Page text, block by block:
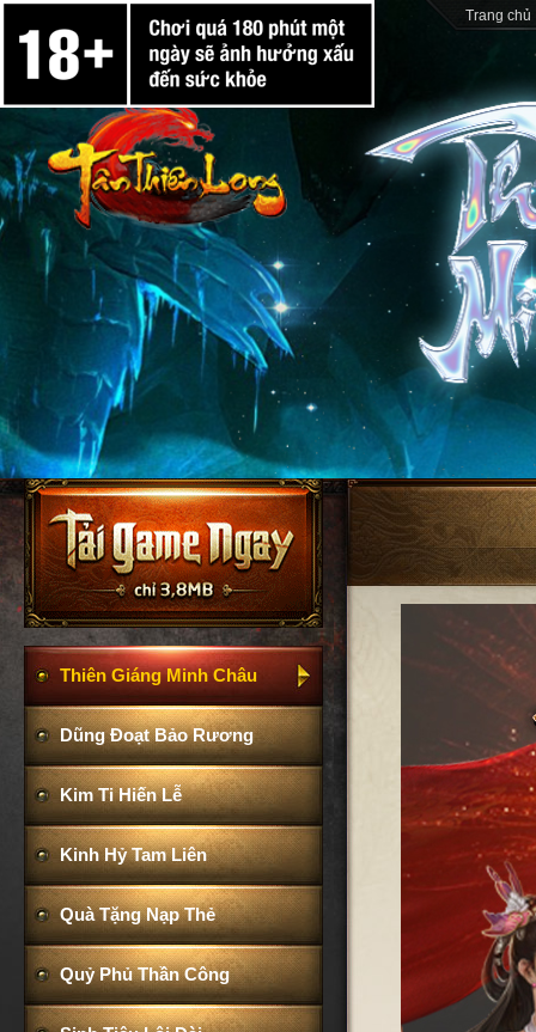
Trang chủ
Thiên Giáng Minh Châu
Dũng Đoạt Bảo Rương
Kim Ti Hiến Lễ
Kinh Hỷ Tam Liên
Quà Tặng Nạp Thẻ
Quỷ Phủ Thần Công